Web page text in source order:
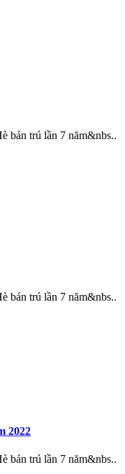
bán trú lần 7 năm&nbs..
bán trú lần 7 năm&nbs..
2022
bán trú lần 7 năm&nbs..